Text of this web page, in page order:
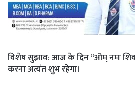
विशेष सुझाव: आज के दिन “ओम् नमः
करना अत्यंत शुभ रहेगा।